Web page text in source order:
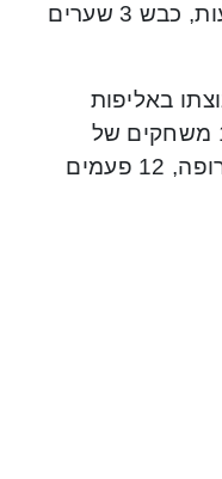
לובליאנה, במדיה רשם 92 הופעות, כבש 3 שערים
באליפות
סלובניה. העונה כבר שיחק ב-14 משחקים של
אולימפיה לובליאנה בליגה ובאירופה, 12 פעמים